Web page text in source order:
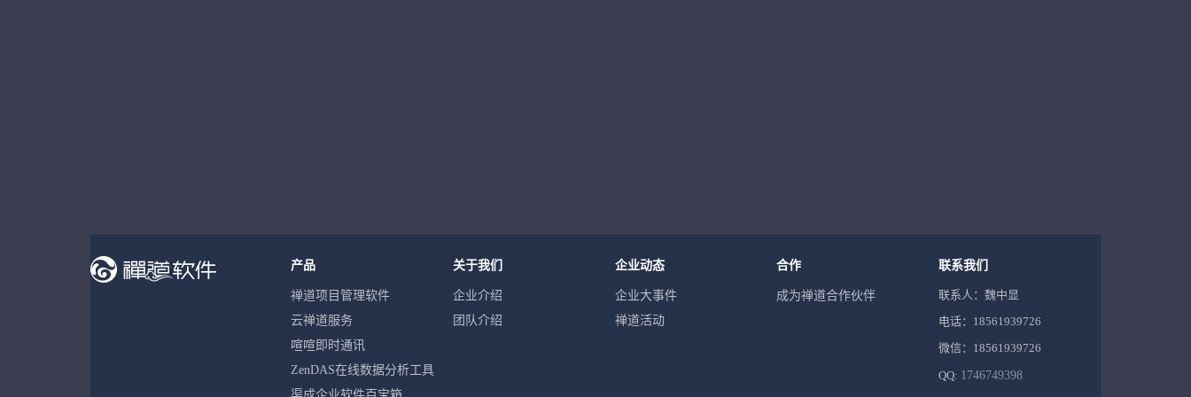
产品
禅道项目管理软件
云禅道服务
喧喧即时通讯
ZenDAS在线数据分析工具
关于我们
企业介绍
团队介绍
企业动态
企业大事件
禅道活动
合作
成为禅道合作伙伴
联系我们
联系人：魏中显
电话：18561939726
微信：18561939726
QQ: 1746749398